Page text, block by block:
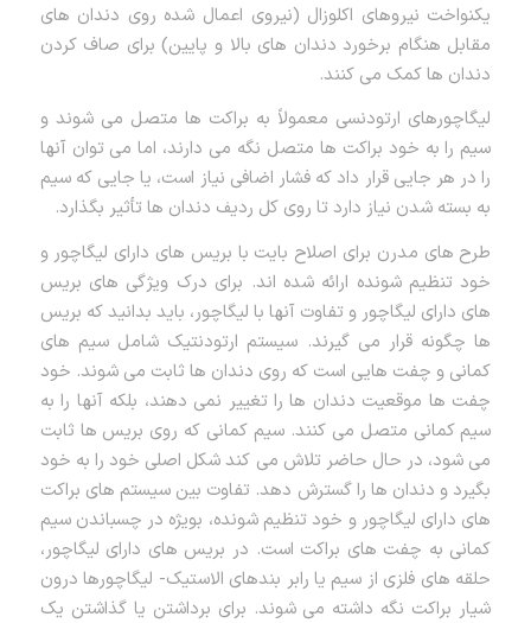
یکنواخت نیروهای اکلوزال (نیروی اعمال شده روی دندان های
مقابل هنگام برخورد دندان های بالا و پایین) برای صاف کردن
دندان ها کمک می کنند.
لیگاچورهای ارتودنسی معمولاً به براکت ها متصل می شوند و
سیم را به خود براکت ها متصل نگه می دارند، اما می توان آنها
را در هر جایی قرار داد که فشار اضافی نیاز است، یا جایی که سیم
به بسته شدن نیاز دارد تا روی کل ردیف دندان ها تأثیر بگذارد.
طرح های مدرن برای اصلاح بایت با بریس های دارای لیگاچور و
خود تنظیم شونده ارائه شده اند. برای درک ویژگی های بریس
های دارای لیگاچور و تفاوت آنها با لیگاچور، باید بدانید که بریس
ها چگونه قرار می گیرند. سیستم ارتودنتیک شامل سیم های
کمانی و چفت هایی است که روی دندان ها ثابت می شوند. خود
چفت ها موقعیت دندان ها را تغییر نمی دهند، بلکه آنها را به
سیم کمانی متصل می کنند. سیم کمانی که روی بریس ها ثابت
می شود، در حال حاضر تلاش می کند شکل اصلی خود را به خود
بگیرد و دندان ها را گسترش دهد. تفاوت بین سیستم های براکت
های دارای لیگاچور و خود تنظیم شونده، بویژه در چسباندن سیم
کمانی به چفت های براکت است. در بریس های دارای لیگاچور،
حلقه های فلزی از سیم یا رابر بندهای الاستیک- لیگاچورها درون
شیار براکت نگه داشته می شوند. برای برداشتن یا گذاشتن یک